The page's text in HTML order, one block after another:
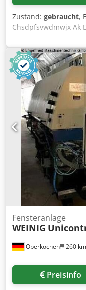
Zustand: gebraucht,
Chsdpfsvwdmwjx Ak
Oberkochen 260 km
Fensteranlage
WEINIG
Preisinfo